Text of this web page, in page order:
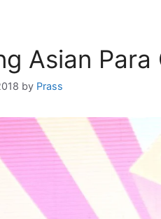
Asian Para
by Prass